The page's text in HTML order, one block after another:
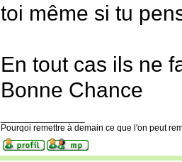
toi même si tu
En tout cas ils ne
Bonne Chance
Pourqoi remettre à demain ce que l'on peut